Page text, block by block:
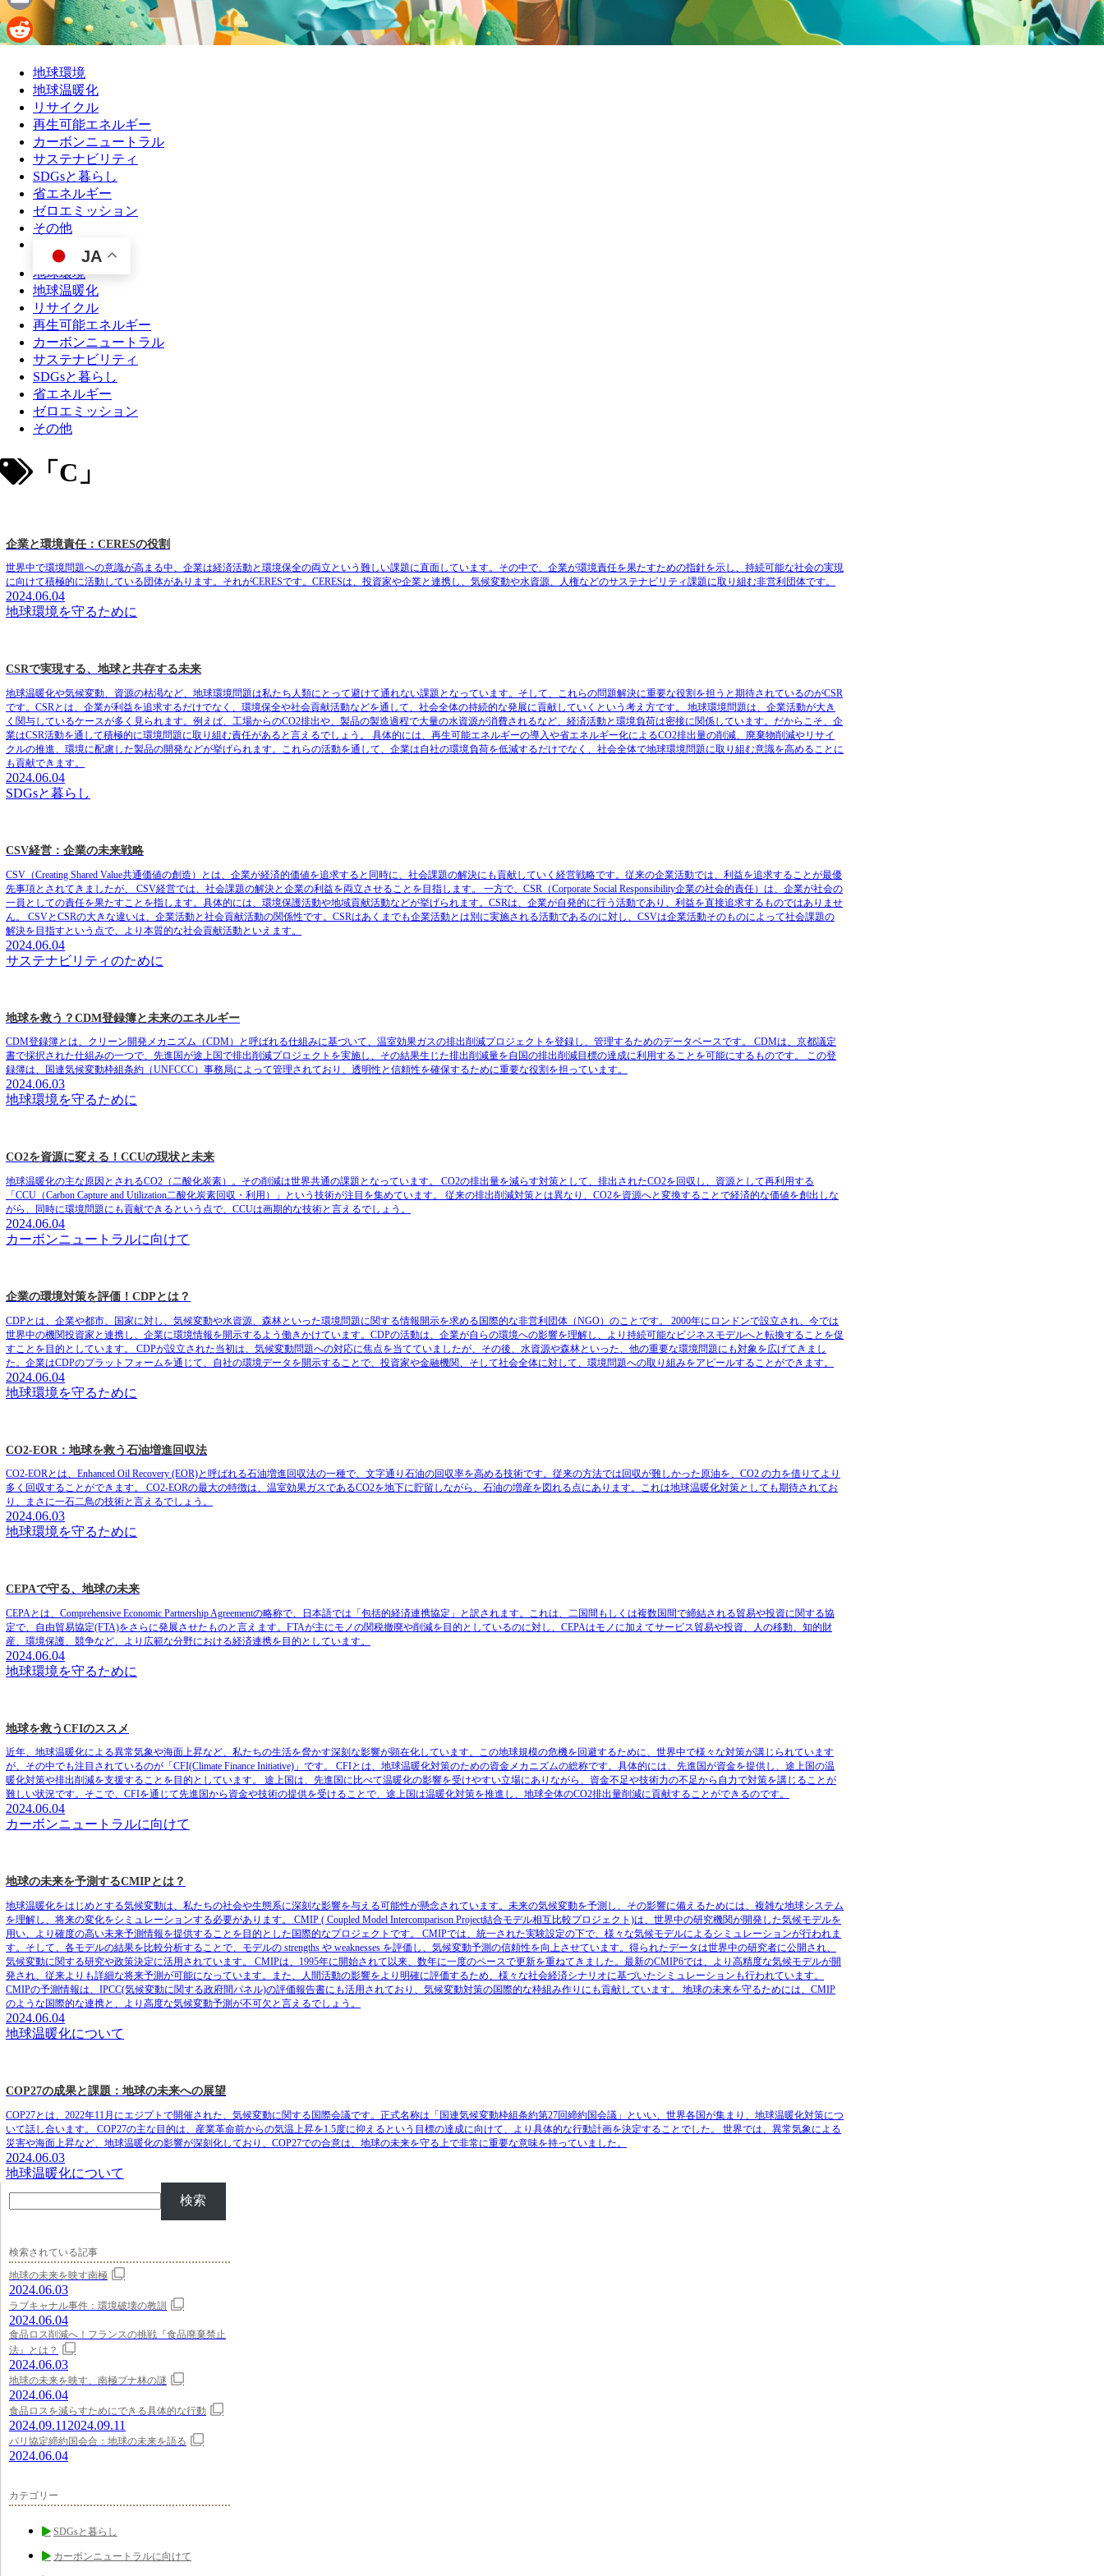
地球環境
地球温暖化
リサイクル
再生可能エネルギー
カーボンニュートラル
サステナビリティ
SDGsと暮らし
省エネルギー
ゼロエミッション
その他
JA
地球環境
地球温暖化
リサイクル
再生可能エネルギー
カーボンニュートラル
サステナビリティ
SDGsと暮らし
省エネルギー
ゼロエミッション
その他
「C」
企業と環境責任：CERESの役割
世界中で環境問題への意識が高まる中、企業は経済活動と環境保全の両立という難しい課題に直面しています。その中で、企業が環境責任を果たすための指針を示し、持続可能な社会の実現
に向けて積極的に活動している団体があります。それがCERESです。CERESは、投資家や企業と連携し、気候変動や水資源、人権などのサステナビリティ課題に取り組む非営利団体です。
2024.06.04
地球環境を守るために
CSRで実現する、地球と共存する未来
地球温暖化や気候変動、資源の枯渇など、地球環境問題は私たち人類にとって避けて通れない課題となっています。そして、これらの問題解決に重要な役割を担うと期待されているのがCSR
です。CSRとは、企業が利益を追求するだけでなく、環境保全や社会貢献活動などを通して、社会全体の持続的な発展に貢献していくという考え方です。 地球環境問題は、企業活動が大き
く関与しているケースが多く見られます。例えば、工場からのCO2排出や、製品の製造過程で大量の水資源が消費されるなど、経済活動と環境負荷は密接に関係しています。だからこそ、企
業はCSR活動を通して積極的に環境問題に取り組む責任があると言えるでしょう。 具体的には、再生可能エネルギーの導入や省エネルギー化によるCO2排出量の削減、廃棄物削減やリサイ
クルの推進、環境に配慮した製品の開発などが挙げられます。これらの活動を通して、企業は自社の環境負荷を低減するだけでなく、社会全体で地球環境問題に取り組む意識を高めることに
も貢献できます。
2024.06.04
SDGsと暮らし
CSV経営：企業の未来戦略
CSV（Creating Shared Value共通価値の創造）とは、企業が経済的価値を追求すると同時に、社会課題の解決にも貢献していく経営戦略です。従来の企業活動では、利益を追求することが最優
先事項とされてきましたが、 CSV経営では、社会課題の解決と企業の利益を両立させることを目指します。 一方で、CSR（Corporate Social Responsibility企業の社会的責任）は、企業が社会の
一員としての責任を果たすことを指します。具体的には、環境保護活動や地域貢献活動などが挙げられます。CSRは、企業が自発的に行う活動であり、利益を直接追求するものではありませ
ん。 CSVとCSRの大きな違いは、企業活動と社会貢献活動の関係性です。CSRはあくまでも企業活動とは別に実施される活動であるのに対し、CSVは企業活動そのものによって社会課題の
解決を目指すという点で、より本質的な社会貢献活動といえます。
2024.06.04
サステナビリティのために
地球を救う？CDM登録簿と未来のエネルギー
CDM登録簿とは、クリーン開発メカニズム（CDM）と呼ばれる仕組みに基づいて、温室効果ガスの排出削減プロジェクトを登録し、管理するためのデータベースです。 CDMは、京都議定
書で採択された仕組みの一つで、先進国が途上国で排出削減プロジェクトを実施し、その結果生じた排出削減量を自国の排出削減目標の達成に利用することを可能にするものです。 この登
録簿は、国連気候変動枠組条約（UNFCCC）事務局によって管理されており、透明性と信頼性を確保するために重要な役割を担っています。
2024.06.03
地球環境を守るために
CO2を資源に変える！CCUの現状と未来
地球温暖化の主な原因とされるCO2（二酸化炭素）。その削減は世界共通の課題となっています。 CO2の排出量を減らす対策として、排出されたCO2を回収し、資源として再利用する
「CCU（Carbon Capture and Utilization二酸化炭素回収・利用）」という技術が注目を集めています。 従来の排出削減対策とは異なり、CO2を資源へと変換することで経済的な価値を創出しな
がら、同時に環境問題にも貢献できるという点で、CCUは画期的な技術と言えるでしょう。
2024.06.04
カーボンニュートラルに向けて
企業の環境対策を評価！CDPとは？
CDPとは、企業や都市、国家に対し、気候変動や水資源、森林といった環境問題に関する情報開示を求める国際的な非営利団体（NGO）のことです。 2000年にロンドンで設立され、今では
世界中の機関投資家と連携し、企業に環境情報を開示するよう働きかけています。CDPの活動は、企業が自らの環境への影響を理解し、より持続可能なビジネスモデルへと転換することを促
すことを目的としています。 CDPが設立された当初は、気候変動問題への対応に焦点を当てていましたが、その後、水資源や森林といった、他の重要な環境問題にも対象を広げてきまし
た。企業はCDPのプラットフォームを通じて、自社の環境データを開示することで、投資家や金融機関、そして社会全体に対して、環境問題への取り組みをアピールすることができます。
2024.06.04
地球環境を守るために
CO2-EOR：地球を救う石油増進回収法
CO2-EORとは、Enhanced Oil Recovery (EOR)と呼ばれる石油増進回収法の一種で、文字通り石油の回収率を高める技術です。従来の方法では回収が難しかった原油を、CO2 の力を借りてより
多く回収することができます。 CO2-EORの最大の特徴は、温室効果ガスであるCO2を地下に貯留しながら、石油の増産を図れる点にあります。これは地球温暖化対策としても期待されてお
り、まさに一石二鳥の技術と言えるでしょう。
2024.06.03
地球環境を守るために
CEPAで守る、地球の未来
CEPAとは、Comprehensive Economic Partnership Agreementの略称で、日本語では「包括的経済連携協定」と訳されます。これは、二国間もしくは複数国間で締結される貿易や投資に関する協
定で、自由貿易協定(FTA)をさらに発展させたものと言えます。FTAが主にモノの関税撤廃や削減を目的としているのに対し、CEPAはモノに加えてサービス貿易や投資、人の移動、知的財
産、環境保護、競争など、より広範な分野における経済連携を目的としています。
2024.06.04
地球環境を守るために
地球を救うCFIのススメ
近年、地球温暖化による異常気象や海面上昇など、私たちの生活を脅かす深刻な影響が顕在化しています。この地球規模の危機を回避するために、世界中で様々な対策が講じられています
が、その中でも注目されているのが「CFI(Climate Finance Initiative)」です。 CFIとは、地球温暖化対策のための資金メカニズムの総称です。具体的には、先進国が資金を提供し、途上国の温
暖化対策や排出削減を支援することを目的としています。 途上国は、先進国に比べて温暖化の影響を受けやすい立場にありながら、資金不足や技術力の不足から自力で対策を講じることが
難しい状況です。そこで、CFIを通じて先進国から資金や技術の提供を受けることで、途上国は温暖化対策を推進し、地球全体のCO2排出量削減に貢献することができるのです。
2024.06.04
カーボンニュートラルに向けて
地球の未来を予測するCMIPとは？
地球温暖化をはじめとする気候変動は、私たちの社会や生態系に深刻な影響を与える可能性が懸念されています。未来の気候変動を予測し、その影響に備えるためには、複雑な地球システム
を理解し、将来の変化をシミュレーションする必要があります。 CMIP ( Coupled Model Intercomparison Project結合モデル相互比較プロジェクト)は、世界中の研究機関が開発した気候モデルを
用い、より確度の高い未来予測情報を提供することを目的とした国際的なプロジェクトです。 CMIPでは、統一された実験設定の下で、様々な気候モデルによるシミュレーションが行われま
す。そして、各モデルの結果を比較分析することで、モデルの strengths や weaknesses を評価し、気候変動予測の信頼性を向上させています。得られたデータは世界中の研究者に公開され、
気候変動に関する研究や政策決定に活用されています。 CMIPは、1995年に開始されて以来、数年に一度のペースで更新を重ねてきました。最新のCMIP6では、より高精度な気候モデルが開
発され、従来よりも詳細な将来予測が可能になっています。また、人間活動の影響をより明確に評価するため、様々な社会経済シナリオに基づいたシミュレーションも行われています。
CMIPの予測情報は、IPCC(気候変動に関する政府間パネル)の評価報告書にも活用されており、気候変動対策の国際的な枠組み作りにも貢献しています。 地球の未来を守るためには、CMIP
のような国際的な連携と、より高度な気候変動予測が不可欠と言えるでしょう。
2024.06.04
地球温暖化について
COP27の成果と課題：地球の未来への展望
COP27とは、2022年11月にエジプトで開催された、気候変動に関する国際会議です。正式名称は「国連気候変動枠組条約第27回締約国会議」といい、世界各国が集まり、地球温暖化対策につ
いて話し合います。 COP27の主な目的は、産業革命前からの気温上昇を1.5度に抑えるという目標の達成に向けて、より具体的な行動計画を決定することでした。 世界では、異常気象による
災害や海面上昇など、地球温暖化の影響が深刻化しており、COP27での合意は、地球の未来を守る上で非常に重要な意味を持っていました。
2024.06.03
地球温暖化について
検索
検索されている記事
地球の未来を映す南極
2024.06.03
ラブキャナル事件：環境破壊の教訓
2024.06.04
食品ロス削減へ！フランスの挑戦『食品廃棄禁止
法』とは？
2024.06.03
地球の未来を映す、南極ブナ林の謎
2024.06.04
食品ロスを減らすためにできる具体的な行動
2024.09.11 2024.09.11
パリ協定締約国会合：地球の未来を語る
2024.06.04
カテゴリー
SDGsと暮らし
カーボンニュートラルに向けて
Email